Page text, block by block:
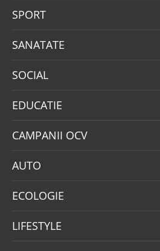
SPORT
SANATATE
SOCIAL
EDUCATIE
CAMPANII OCV
AUTO
ECOLOGIE
LIFESTYLE